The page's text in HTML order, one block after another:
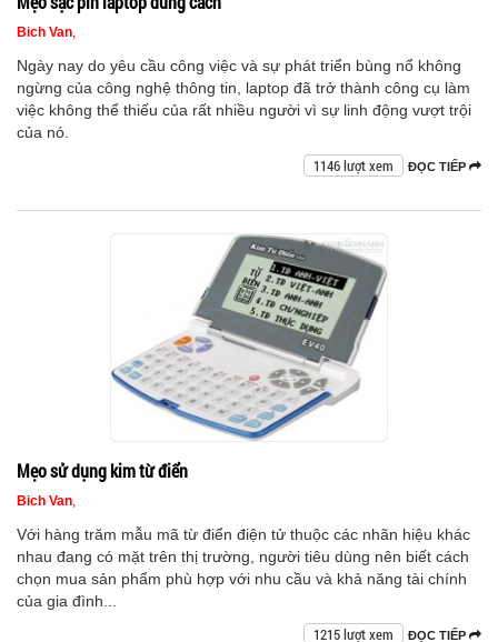
Bich Van,
Ngày nay do yêu cầu công việc và sự phát triển bùng nổ không
ngừng của công nghệ thông tin, laptop đã trở thành công cụ làm
việc không thể thiếu của rất nhiều người vì sự linh động vượt trội
của nó.
ĐỌC TIẾP
1146 lượt xem
Mẹo sử dụng kim từ điển
Bich Van,
Với hàng trăm mẫu mã từ điển điện tử thuộc các nhãn hiệu khác
nhau đang có mặt trên thị trường, người tiêu dùng nên biết cách
chọn mua sản phẩm phù hợp với nhu cầu và khả năng tài chính
của gia đình...
ĐỌC TIẾP
1215 lượt xem